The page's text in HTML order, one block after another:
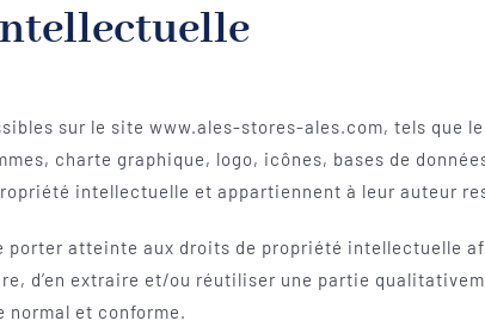
sur le site www.ales-stores-ales.com, tels que
charte graphique, logo, icônes, bases de
intellectuelle et appartiennent à leur auteur
porter atteinte aux droits de propriété intellectuelle
d’en extraire et/ou réutiliser une partie
normal et conforme.